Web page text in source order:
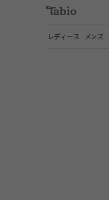
レディース メンズ